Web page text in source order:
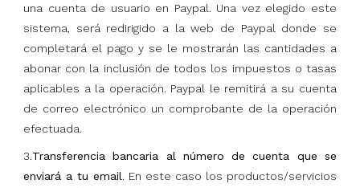
una cuenta de usuario en Paypal. Una vez elegido este
sistema, será redirigido a la web de Paypal donde se
completará el pago y se le mostrarán las cantidades a
abonar con la inclusión de todos los impuestos o tasas
aplicables a la operación. Paypal le remitirá a su cuenta
de correo electrónico un comprobante de la operación
efectuada.
3.Transferencia bancaria al número de cuenta que se
enviará a tu email. En este caso los productos/servicios